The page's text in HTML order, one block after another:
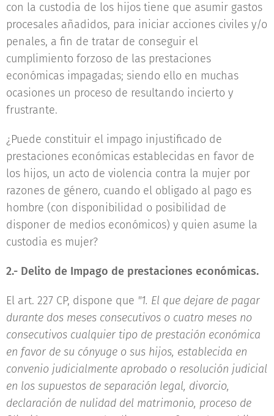
con la custodia de los hijos tiene que asumir gastos
procesales añadidos, para iniciar acciones civiles y/o
penales, a fin de tratar de conseguir el
cumplimiento forzoso de las prestaciones
económicas impagadas; siendo ello en muchas
ocasiones un proceso de resultando incierto y
frustrante.
¿Puede constituir el impago injustificado de
prestaciones económicas establecidas en favor de
los hijos, un acto de violencia contra la mujer por
razones de género, cuando el obligado al pago es
hombre (con disponibilidad o posibilidad de
disponer de medios económicos) y quien asume la
custodia es mujer?
2.- Delito de Impago de prestaciones económicas.
El art. 227 CP, dispone que "1. El que dejare de pagar
durante dos meses consecutivos o cuatro meses no
consecutivos cualquier tipo de prestación económica
en favor de su cónyuge o sus hijos, establecida en
convenio judicialmente aprobado o resolución judicial
en los supuestos de separación legal, divorcio,
declaración de nulidad del matrimonio, proceso de